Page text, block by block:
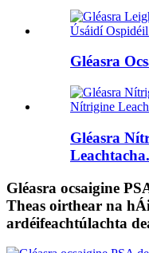
Gléasra
Gléasra
Gléasra ocsaigine
Theas oirthear na
ardéifeachtúlachta